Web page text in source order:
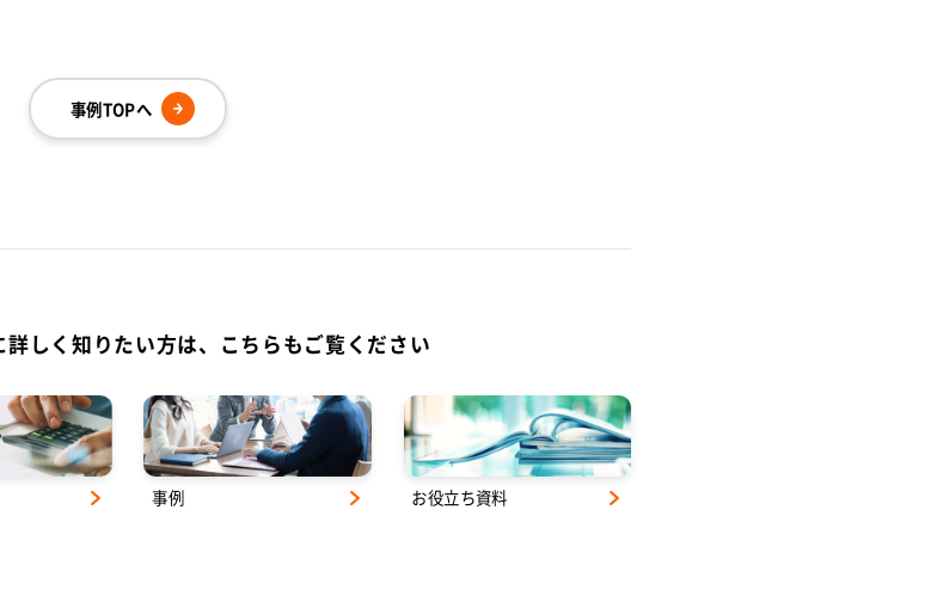
事例TOPへ
しく知りたい方は、こちらもご覧ください
事例 お役立ち資料